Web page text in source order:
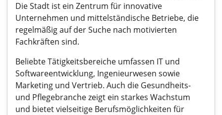
Die Stadt ist ein Zentrum für innovative
Unternehmen und mittelständische Betriebe, die
regelmäßig auf der Suche nach motivierten
Fachkräften sind.
Beliebte Tätigkeitsbereiche umfassen IT und
Softwareentwicklung, Ingenieurwesen sowie
Marketing und Vertrieb. Auch die Gesundheits-
und Pflegebranche zeigt ein starkes Wachstum
und bietet vielseitige Berufsmöglichkeiten für